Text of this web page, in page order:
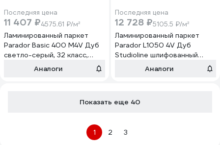
Последняя цена
11 407 ₽4575.61 ₽/м²
Ламинированный паркет
Parador Basic 400 M4V Дуб
светло-серый, 32 класс,
толщина 8 мм, 2.493 кв.м.
Аналоги
Последняя цена
12 728 ₽5105.5 ₽/м²
Ламинированный паркет
Parador L1050 4V Дуб
Studioline шлифованный
(2,493 кв.м.) 1601446
Аналоги
Показать еще 40
1 2 3